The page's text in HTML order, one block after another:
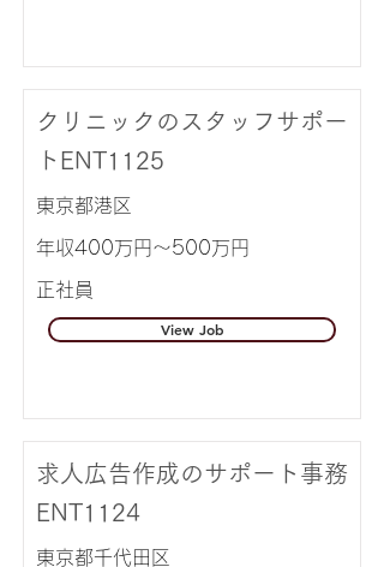
クリニックのスタッフサポー
トENT1125
東京都港区
年収400万円～500万円
正社員
View Job
求人広告作成のサポート事務
ENT1124
東京都千代田区